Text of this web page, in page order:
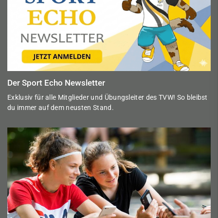
Der Sport Echo Newsletter
Exklusiv für alle Mitglieder und Übungsleiter des TVW! So bleibst
du immer auf dem neusten Stand.